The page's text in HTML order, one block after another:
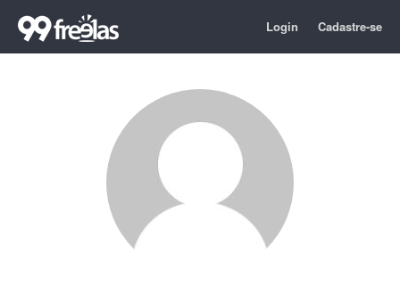
Login Cadastre-se